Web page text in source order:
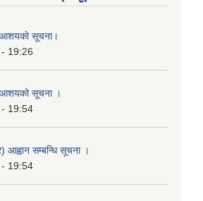
आशयकाे सूचना।
19:26
आशयको सूचना ।
19:54
आह्वान सम्बन्धि सूचना ।
19:54